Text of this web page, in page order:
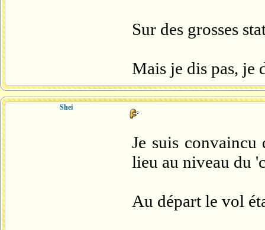
Sur des grosses
Mais je dis pas, je
Shei
Je suis
lieu au niveau du
Au départ le vol